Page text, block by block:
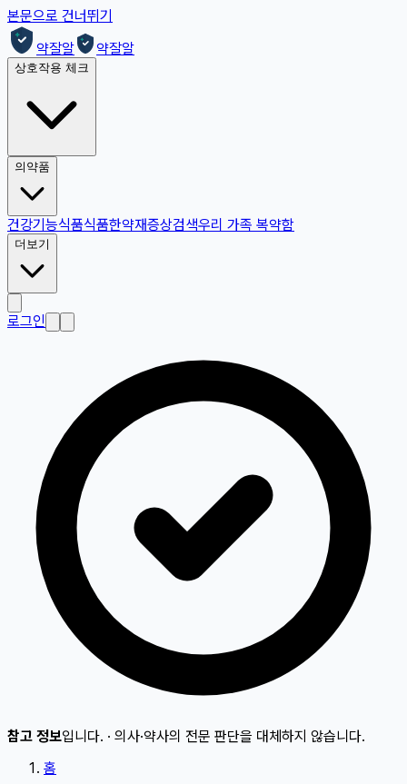
본문으로 건너뛰기
약잘알
약잘알
상호작용 체크
의약품
건강기능식품식품한약재증상검색우리 가족 복약함
더보기
로그인
참고 정보입니다. · 의사·약사의 전문 판단을 대체하지 않습니다.
홈